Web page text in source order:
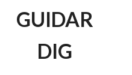
GUIDAR
DIG